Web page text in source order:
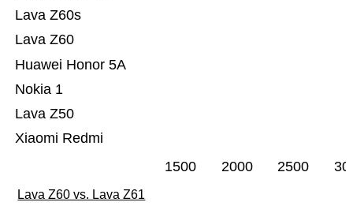
Xiaomi Redmi
Lava Z50
Nokia 1
Huawei Honor 5A
Lava Z60
Lava Z60s
1500 2000 2500
Lava Z60 vs. Lava Z61